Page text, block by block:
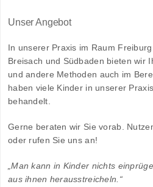
Unser Angebot
In unserer Praxis im Raum
Breisach und Südbaden bieten wir
und andere Methoden auch im
haben viele Kinder in unserer
behandelt.
Gerne beraten wir Sie vorab.
oder rufen Sie uns an!
„Man kann in Kinder nichts
aus ihnen herausstreicheln.“